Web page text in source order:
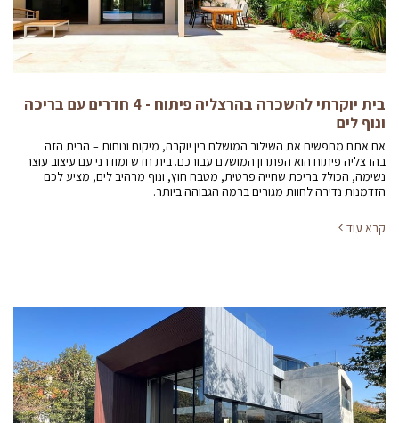
בית יוקרתי להשכרה בהרצליה פיתוח - 4 חדרים עם בריכה
ונוף לים
אם אתם מחפשים את השילוב המושלם בין יוקרה, מיקום ונוחות – הבית הזה
בהרצליה פיתוח הוא הפתרון המושלם עבורכם. בית חדש ומודרני עם עיצוב עוצר
נשימה, הכולל בריכת שחייה פרטית, מטבח חוץ, ונוף מרהיב לים, מציע לכם
הזדמנות נדירה לחוות מגורים ברמה הגבוהה ביותר.
קרא עוד